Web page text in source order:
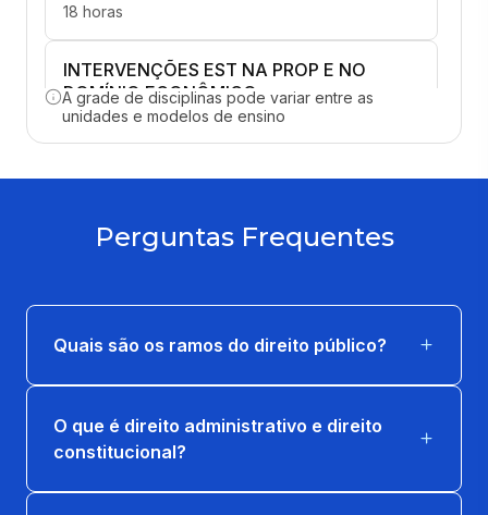
18 horas
INTERVENÇÕES EST NA PROP E NO
DOMÍNIO ECONÔMICO
36 horas
LICITAÇÕES PÚBLICAS E CONTRATOS
36 horas
18 horas
18 horas
TEORIA GERAL DO DIREITO TRIBUTÁRIO E
A grade de disciplinas pode variar entre as
unidades e modelos de ensino
Perguntas Frequentes
Quais são os ramos do direito público?
O que é direito administrativo e direito
constitucional?